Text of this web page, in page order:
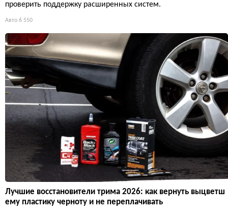
проверить поддержку расширенных систем.
Авто 6 550
Лучшие восстановители трима 2026: как вернуть выцветш
ему пластику черноту и не переплачивать